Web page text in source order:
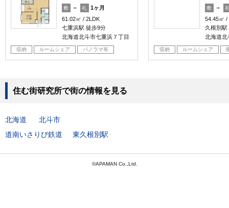
敷 － 礼
1ヶ月
61.02㎡
2LDK
七重浜駅 徒歩9分
北海道北斗市七重浜７丁目
収納 ルームシェア パノラマ有
敷 －
54.45㎡
久根別駅
北海道北
収納 ルームシェア
住む街研究所で街の情報を見る
北海道
北斗市
道南いさりび鉄道
東久根別駅
©APAMAN Co.,Ltd.